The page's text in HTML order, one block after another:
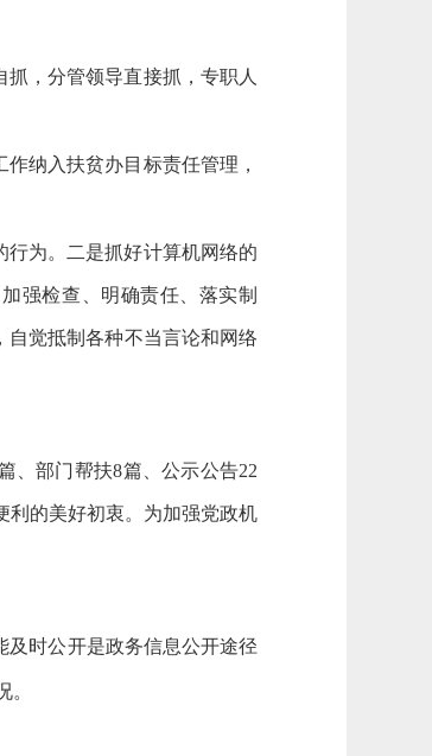
，分管领导直接抓，专职人
纳入扶贫办目标责任管理，
为。二是抓好计算机网络的
强检查、明确责任、落实制
自觉抵制各种不当言论和网络
、部门帮扶8篇、公示公告22
利的美好初衷。为加强党政机
及时公开是政务信息公开途径
情况。